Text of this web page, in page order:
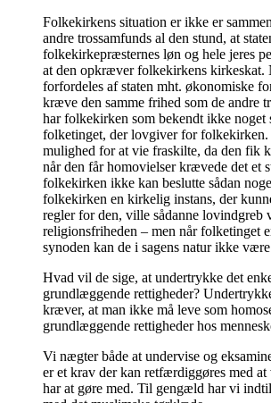
Folkekirkens situation er ikke er
andre trossamfunds al den stund, at
folkekirkepræsternes løn og hele jeres
at den opkræver folkekirkens kirkeskat.
forfordeles af staten mht. økonomiske
kræve den samme frihed som de andre
har folkekirken som bekendt ikke noget
folketinget, der lovgiver for
mulighed for at vie fraskilte, da den fik
når den får homovielser krævede det et
folkekirken ikke kan beslutte sådan
folkekirken en kirkelig instans, der
regler for den, ville sådanne lovindgreb
religionsfriheden – men når folketinget
synoden kan de i sagens natur ikke
Hvad vil de sige, at undertrykke det
grundlæggende rettigheder?
kræver, at man ikke må leve som
grundlæggende rettigheder hos
Vi nægter både at undervise og
er et krav der kan retfærdiggøres med
har at gøre med. Til gengæld har vi